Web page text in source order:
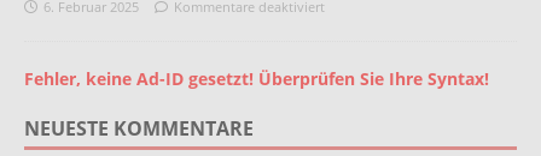
6. Februar 2025 Kommentare deaktiviert
Fehler, keine Ad-ID gesetzt! Überprüfen Sie Ihre Syntax!
NEUESTE KOMMENTARE